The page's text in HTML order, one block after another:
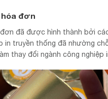
hóa đơn
đã được hình thành bởi
in truyền thống đã nhường
thay đổi ngành công